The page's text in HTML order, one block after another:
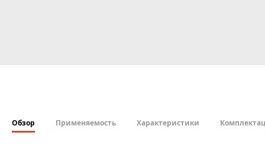
Обзор Применяемость Характеристики